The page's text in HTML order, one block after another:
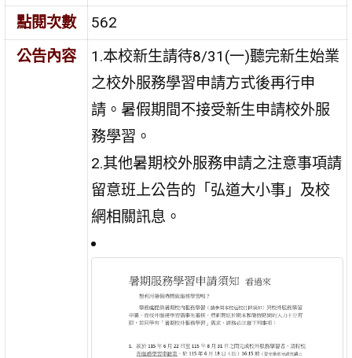
點閱次數
562
公告內容
1.本校新生請待8/31(一)聽完新生始業
之校外服務學習申請方式後再行申
請。暑假期間不接受新生申請校外服
務學習。
2.其他暑期校外服務申請之注意事項請
留意班上公告的「弘道大小事」及校
網相關訊息。